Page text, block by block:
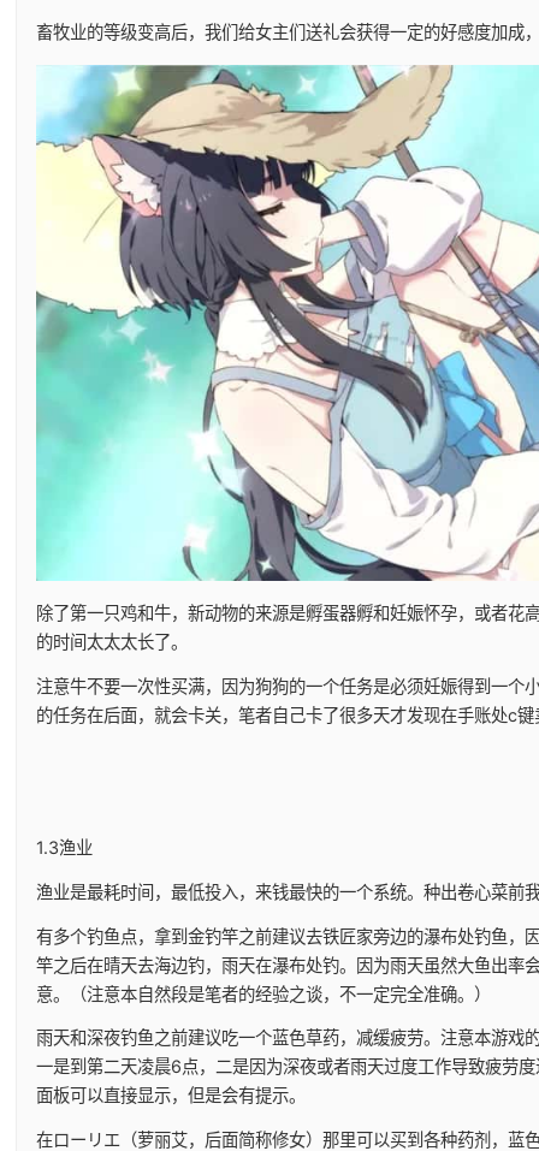
畜牧业的等级变高后，我们给女主们送礼会获得一定的好感度加成
除了第一只鸡和牛，新动物的来源是孵蛋器孵和妊娠怀孕，或者花
的时间太太太长了。
注意牛不要一次性买满，因为狗狗的一个任务是必须妊娠得到一个
的任务在后面，就会卡关，笔者自己卡了很多天才发现在手账处c
1.3渔业
渔业是最耗时间，最低投入，来钱最快的一个系统。种出卷心菜前
有多个钓鱼点，拿到金钓竿之前建议去铁匠家旁边的瀑布处钓鱼，
竿之后在晴天去海边钓，雨天在瀑布处钓。因为雨天虽然大鱼出率
意。（注意本自然段是笔者的经验之谈，不一定完全准确。）
雨天和深夜钓鱼之前建议吃一个蓝色草药，减缓疲劳。注意本游戏
一是到第二天凌晨6点，二是因为深夜或者雨天过度工作导致疲劳
面板可以直接显示，但是会有提示。
在ローリエ（萝丽艾，后面简称修女）那里可以买到各种药剂，蓝